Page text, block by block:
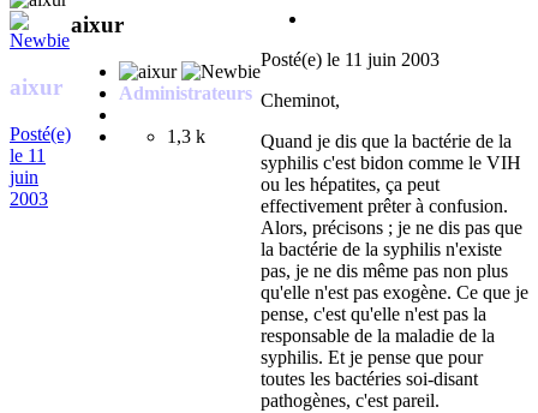
aixur
Posté(e)
le 11
juin
2003
aixur
Administrateurs
1,3 k
Posté(e) le 11 juin 2003
Cheminot,
Quand je dis que la bactérie de la
syphilis c'est bidon comme le VIH
ou les hépatites, ça peut
effectivement prêter à confusion.
Alors, précisons ; je ne dis pas que
la bactérie de la syphilis n'existe
pas, je ne dis même pas non plus
qu'elle n'est pas exogène. Ce que je
pense, c'est qu'elle n'est pas la
responsable de la maladie de la
syphilis. Et je pense que pour
toutes les bactéries soi-disant
pathogènes, c'est pareil.